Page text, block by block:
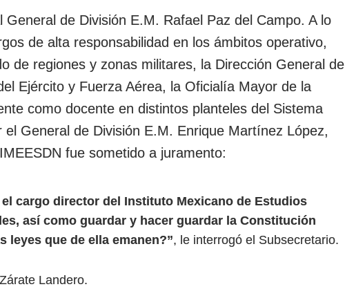
de División E.M. Rafael Paz del Campo. A lo
de alta responsabilidad en los ámbitos operativo,
de regiones y zonas militares, la Dirección General de
Ejército y Fuerza Aérea, la Oficialía Mayor de la
como docente en distintos planteles del Sistema
General de División E.M. Enrique Martínez López,
fue sometido a juramento:
cargo director del Instituto Mexicano de Estudios
así como guardar y hacer guardar la Constitución
leyes que de ella emanen?”, le interrogó el Subsecretario.
Landero.